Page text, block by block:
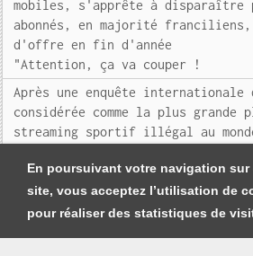
En poursuivant votre navigation sur
site, vous acceptez l’utilisation de
pour réaliser des statistiques de
mobiles, s'apprête à disparaître
abonnés, en majorité franciliens,
d'offre en fin d'année
"Attention, ça va couper !
Après une enquête internationale
considérée comme la plus grande
streaming sportif illégal au